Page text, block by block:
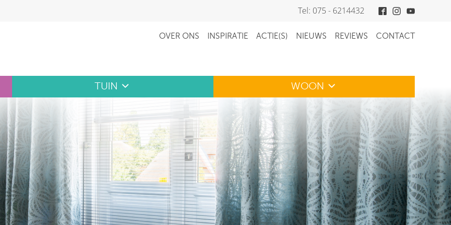
Tel: 075 - 6214432
OVER ONS INSPIRATIE ACTIE(S) NIEUWS REVIEWS CONTACT
TUIN WOON